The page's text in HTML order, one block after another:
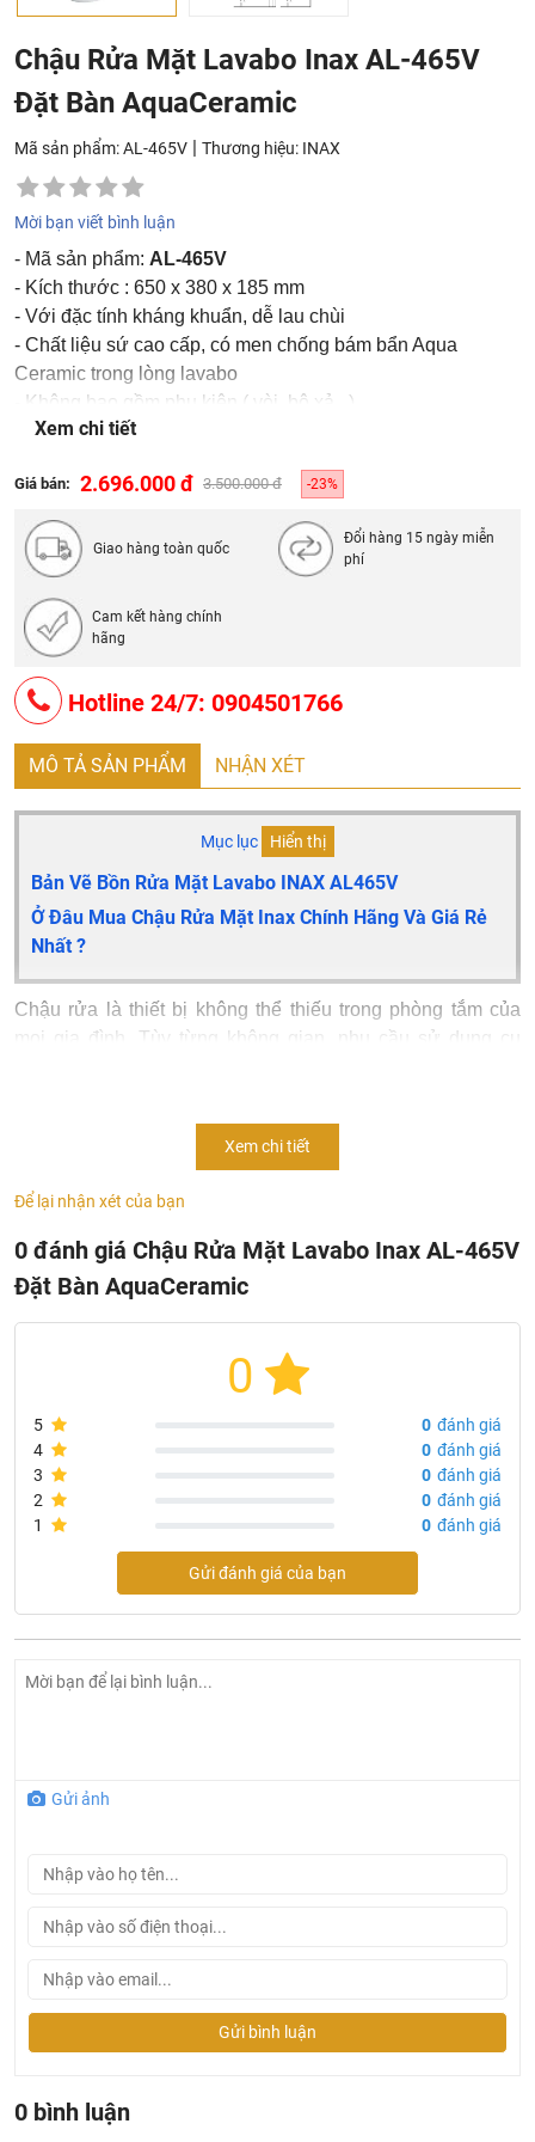
Chậu Rửa Mặt Lavabo Inax AL-465V
Đặt Bàn AquaCeramic
Mã sản phẩm: AL-465V | Thương hiệu: INAX
Mời bạn viết bình luận
- Mã sản phẩm: AL-465V
- Kích thước : 650 x 380 x 185 mm
- Với đặc tính kháng khuẩn, dễ lau chùi
- Chất liệu sứ cao cấp, có men chống bám bẩn Aqua
Ceramic trong lòng lavabo
- Không bao gồm phụ kiện ( vòi, bộ xả...)
- Màu sắc: Trắng
Xem chi tiết
Giá bán: 2.696.000 đ 3.500.000 đ -23%
Giao hàng toàn quốc
Đổi hàng 15 ngày miễn
phí
Cam kết hàng chính
hãng
Hotline 24/7: 0904501766
MÔ TẢ SẢN PHẨM NHẬN XÉT
Mục lục Hiển thị
Bản Vẽ Bồn Rửa Mặt Lavabo INAX AL465V
Ở Đâu Mua Chậu Rửa Mặt Inax Chính Hãng Và Giá Rẻ
Nhất ?
Chậu rửa là thiết bị không thể thiếu trong phòng tắm của
mọi gia đình. Tùy từng không gian, nhu cầu sử dụng cụ
tắm có diện tích hẹp, bởi chậu rửa có kích cỡ nhỏ
chậu rửa Inaxcũng có những ưu điểm
trên thị trường với mức giá hợp lý.
Mã sản phẩm: AL- 465V
Thương hiệu: Inax
Công nghệ: Nhật Bản
Kích thước: 380 x 650 x 185 mm
Có thể dùng với vòi:LFV-112SH,LFV-2012SH,LFV-
LFV-7100SH
Chậu rửa Inax đặt bàn AL-465V
Xem chi tiết
Để lại nhận xét của bạn
0 đánh giá Chậu Rửa Mặt Lavabo Inax AL-465V
Đặt Bàn AquaCeramic
0
5 0 đánh giá
4
0 đánh giá
3
0 đánh giá
2
0 đánh giá
1
0 đánh giá
Gửi đánh giá của bạn
Gửi ảnh
Gửi bình luận
0 bình luận